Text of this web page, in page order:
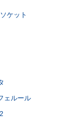
ケット
ェルール